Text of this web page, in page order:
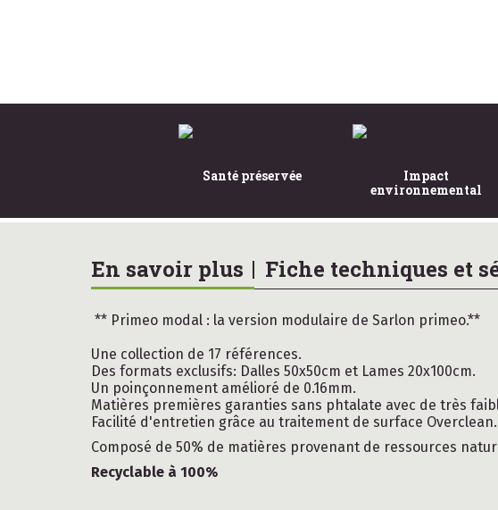
Santé préservée
Impact
environnemental
En savoir plus Fiche techniques et
** Primeo modal : la version modulaire de Sarlon primeo.**
Une collection de 17 références.
Des formats exclusifs: Dalles 50x50cm et Lames 20x100cm.
Un poinçonnement amélioré de 0.16mm.
Matières premières garanties sans phtalate avec de très
Facilité d'entretien grâce au traitement de surface Overclean.
Composé de 50% de matières provenant de ressources
Recyclable à 100%